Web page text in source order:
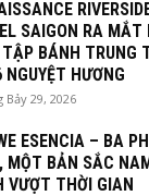
SAIGON RA MẮT
TẬP BÁNH TRUNG
NGUYỆT HƯƠNG
Bảy 29, 2026
ESENCIA – BA
MỘT BẢN SẮC
VƯỢT THỜI GIAN